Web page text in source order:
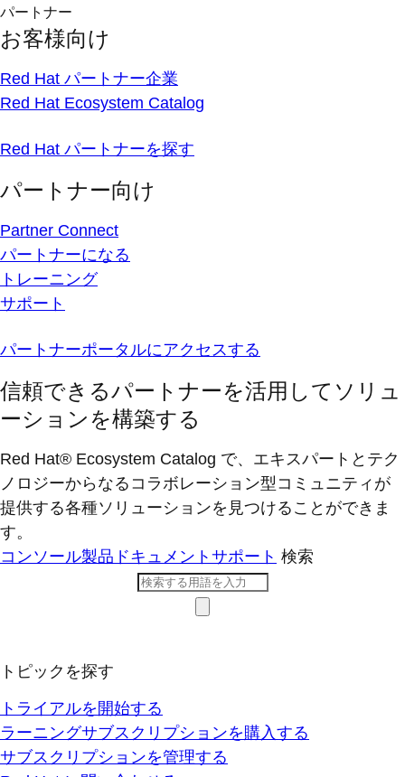
パートナー
お客様向け
Red Hat パートナー企業
Red Hat Ecosystem Catalog
Red Hat パートナーを探す
パートナー向け
Partner Connect
パートナーになる
トレーニング
サポート
パートナーポータルにアクセスする
信頼できるパートナーを活用してソリュ
ーションを構築する
Red Hat® Ecosystem Catalog で、エキスパートとテク
ノロジーからなるコラボレーション型コミ​ュニティが
提供する各種ソリューションを見つけることができま
す。
コンソール製品ドキュメント サポート 検索
トピックを探す
トライアルを開始する
ラーニングサブスクリプションを購入する
サブスクリプションを管理する